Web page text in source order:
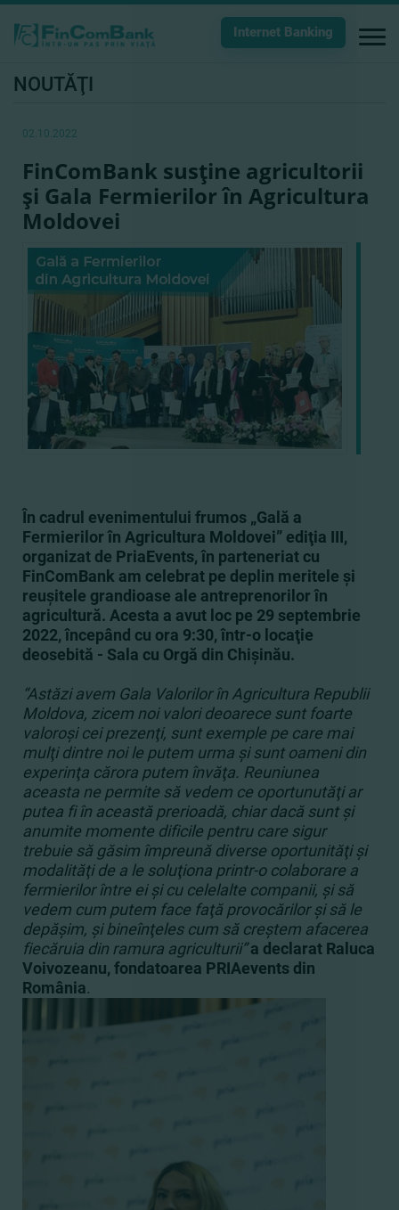
Internet Banking
NOUTĂŢI
02.10.2022
FinComBank susţine agricultorii
şi Gala Fermierilor în Agricultura
Moldovei
În cadrul evenimentului frumos „Gală a
Fermierilor în Agricultura Moldovei” ediţia III,
organizat de PriaEvents, în parteneriat cu
FinComBank am celebrat pe deplin meritele şi
reuşitele grandioase ale antreprenorilor în
agricultură. Acesta a avut loc pe 29 septembrie
2022, începând cu ora 9:30, într-o locaţie
deosebită - Sala cu Orgă din Chişinău.
“Astăzi avem Gala Valorilor în Agricultura Republii
Moldova, zicem noi valori deoarece sunt foarte
valoroşi cei prezenţi, sunt exemple pe care mai
mulţi dintre noi le putem urma şi sunt oameni din
experinţa cărora putem învăţa. Reuniunea
aceasta ne permite să vedem ce oportunutăţi ar
putea fi în această prerioadă, chiar dacă sunt şi
anumite momente dificile pentru care sigur
trebuie să găsim împreună diverse oportunităţi şi
modalităţi de a le soluţiona printr-o colaborare a
fermierilor între ei şi cu celelalte companii, şi să
vedem cum putem face faţă provocărilor şi să le
depăşim, şi bineînţeles cum să creştem afacerea
fiecăruia din ramura agriculturii” a declarat Raluca
Voivozeanu, fondatoarea PRIAevents din
România.